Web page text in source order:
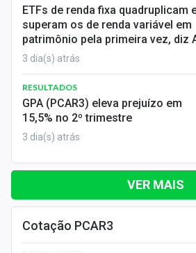
ETFs de renda fixa quadruplicam
superam os de renda variável em
patrimônio pela primeira vez, diz
3 dia(s) atrás
RESULTADOS
GPA (PCAR3) eleva prejuízo em
15,5% no 2º trimestre
3 dia(s) atrás
VER MAIS
Cotação PCAR3